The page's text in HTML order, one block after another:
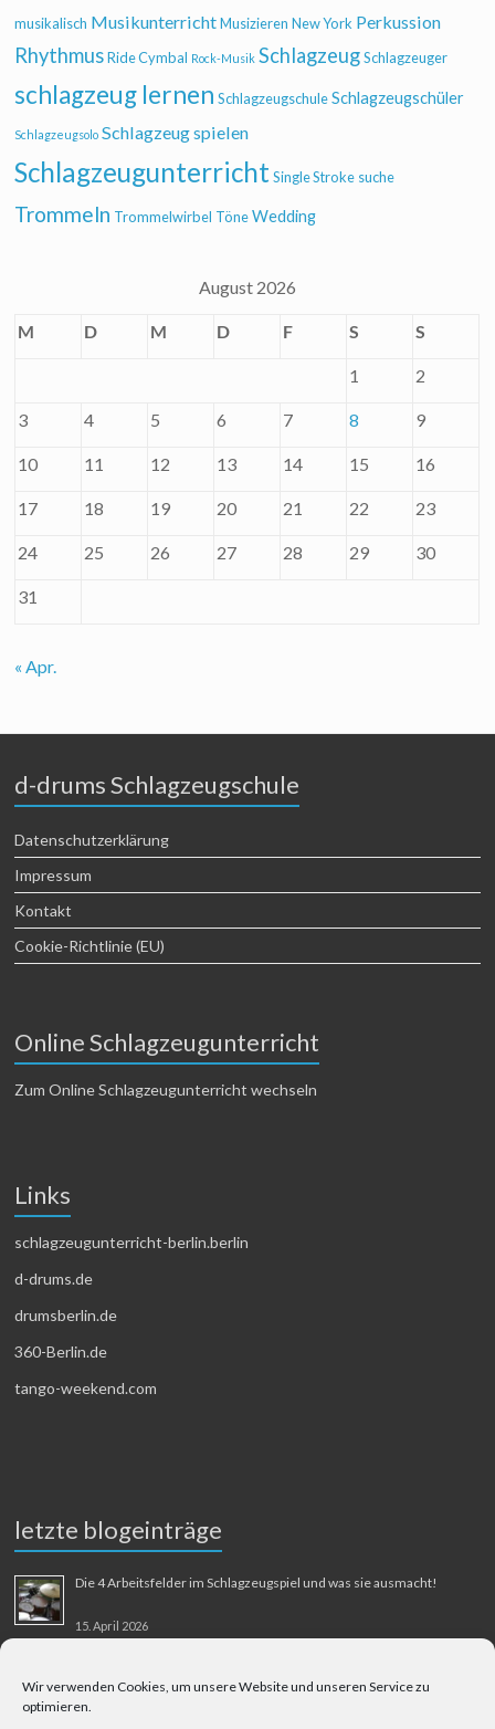
Wir verwenden Cookies, um unsere Website und unseren Service zu
optimieren.
musikalisch Musikunterricht Musizieren New York Perkussion
Rhythmus Ride Cymbal Rock-Musik Schlagzeug Schlagzeuger
schlagzeug lernen Schlagzeugschule Schlagzeugschüler
Schlagzeugsolo Schlagzeug spielen
Schlagzeugunterricht Single Stroke suche
Trommeln Trommelwirbel Töne Wedding
August 2026
M D M D F S S
1 2
3 4 5 6 7 8 9
10 11 12 13 14 15 16
17 18 19 20 21 22 23
24 25 26 27 28 29 30
31
« Apr.
d-drums Schlagzeugschule
Datenschutzerklärung
Impressum
Kontakt
Cookie-Richtlinie (EU)
Online Schlagzeugunterricht
Zum Online Schlagzeugunterricht wechseln
Links
schlagzeugunterricht-berlin.berlin
d-drums.de
drumsberlin.de
360-Berlin.de
tango-weekend.com
letzte blogeinträge
Die 4 Arbeitsfelder im Schlagzeugspiel und was sie ausmacht!
15. April 2026
31. August 2025